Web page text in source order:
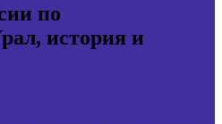
по
история и